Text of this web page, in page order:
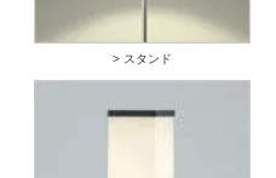
> スタンド